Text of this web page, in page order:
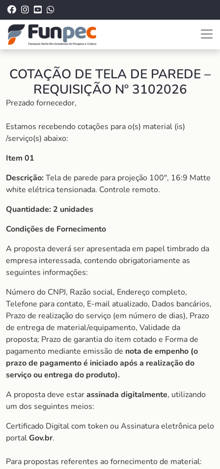
COTAÇÃO DE TELA DE PAREDE –
REQUISIÇÃO Nº 3102026
Prezado fornecedor,
Estamos recebendo cotações para o(s) material (is)
/serviço(s) abaixo:
Item 01
Descrição:Tela de parede para projeção 100″, 16:9 Matte
white elétrica tensionada. Controle remoto.
Quantidade: 2 unidades
Condições de Fornecimento
A proposta deverá ser apresentada em papel timbrado da
empresa interessada, contendo obrigatoriamente as
seguintes informações:
Número do CNPJ, Razão social, Endereço completo,
Telefone para contato, E-mail atualizado, Dados bancários,
Prazo de realização do serviço (em número de dias), Prazo
de entrega de material/equipamento, Validade da
proposta; Prazo de garantia do item cotado e Forma de
pagamento mediante emissão de nota de empenho (o
prazo de pagamento é iniciado após a realização do
serviço ou entrega do produto).
A proposta deve estarassinada digitalmente, utilizando
um dos seguintes meios:
Certificado Digital com token ou Assinatura eletrônica pelo
portalGov.br.
Para propostas referentes ao fornecimento de material: